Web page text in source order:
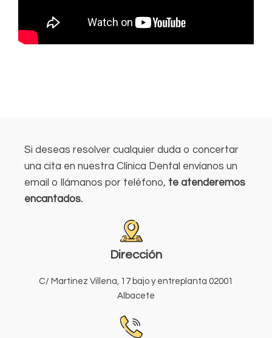
Si deseas resolver cualquier duda o concertar
una cita en nuestra Clínica Dental envíanos un
email o llámanos por teléfono, te atenderemos
encantados.
Dirección
C/ Martinez Villena, 17 bajo y entreplanta 02001
Albacete